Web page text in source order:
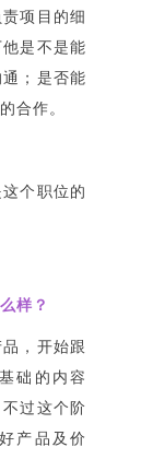
项目的细
是不是能
；是否能
合作。
个职位的
样？
，开始跟
础的内容
过这个阶
产品及价